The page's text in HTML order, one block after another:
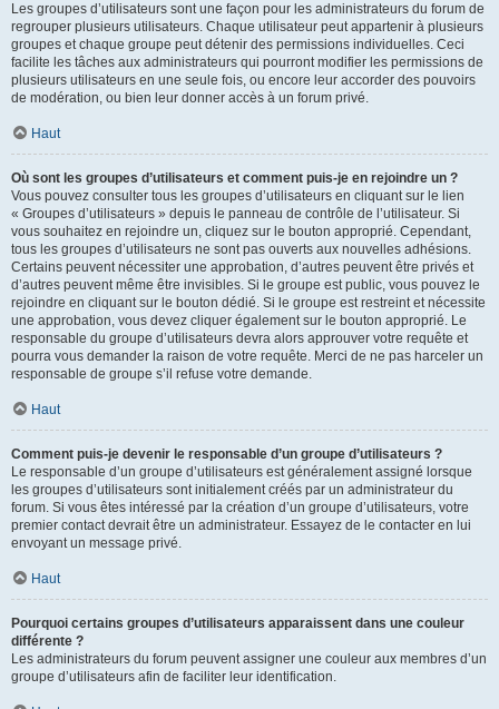
Les groupes d’utilisateurs sont une façon pour les administrateurs du forum de
regrouper plusieurs utilisateurs. Chaque utilisateur peut appartenir à plusieurs
groupes et chaque groupe peut détenir des permissions individuelles. Ceci
facilite les tâches aux administrateurs qui pourront modifier les permissions de
plusieurs utilisateurs en une seule fois, ou encore leur accorder des pouvoirs
de modération, ou bien leur donner accès à un forum privé.
Haut
Où sont les groupes d’utilisateurs et comment puis-je en rejoindre un ?
Vous pouvez consulter tous les groupes d’utilisateurs en cliquant sur le lien
« Groupes d’utilisateurs » depuis le panneau de contrôle de l’utilisateur. Si
vous souhaitez en rejoindre un, cliquez sur le bouton approprié. Cependant,
tous les groupes d’utilisateurs ne sont pas ouverts aux nouvelles adhésions.
Certains peuvent nécessiter une approbation, d’autres peuvent être privés et
d’autres peuvent même être invisibles. Si le groupe est public, vous pouvez le
rejoindre en cliquant sur le bouton dédié. Si le groupe est restreint et nécessite
une approbation, vous devez cliquer également sur le bouton approprié. Le
responsable du groupe d’utilisateurs devra alors approuver votre requête et
pourra vous demander la raison de votre requête. Merci de ne pas harceler un
responsable de groupe s’il refuse votre demande.
Haut
Comment puis-je devenir le responsable d’un groupe d’utilisateurs ?
Le responsable d’un groupe d’utilisateurs est généralement assigné lorsque
les groupes d’utilisateurs sont initialement créés par un administrateur du
forum. Si vous êtes intéressé par la création d’un groupe d’utilisateurs, votre
premier contact devrait être un administrateur. Essayez de le contacter en lui
envoyant un message privé.
Haut
Pourquoi certains groupes d’utilisateurs apparaissent dans une couleur
différente ?
Les administrateurs du forum peuvent assigner une couleur aux membres d’un
groupe d’utilisateurs afin de faciliter leur identification.